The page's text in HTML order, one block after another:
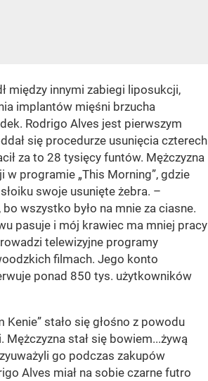
między innymi zabiegi liposukcji,
implantów mięśni brzucha
Rodrigo Alves jest pierwszym
się procedurze usunięcia czterech
za to 28 tysięcy funtów. Mężczyzna
w programie „This Morning”, gdzie
swoje usunięte żebra. –
wszystko było na mnie za ciasne.
pasuje i mój krawiec ma mniej pracy
telewizyjne programy
filmach. Jego konto
ponad 850 tys. użytkowników
Kenie” stało się głośno z powodu
stał się bowiem...żywą
go podczas zakupów
Alves miał na sobie czarne futro